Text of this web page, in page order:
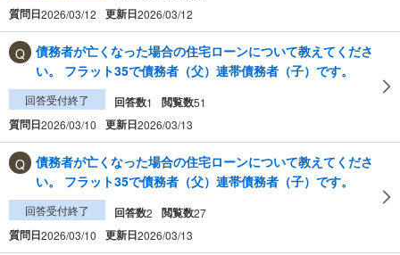
質問日2026/03/12 更新日2026/03/12
債務者が亡くなった場合の住宅ローンについて教えてくださ
い。 フラット35で債務者（父）連帯債務者（子）です。
回答受付終了 回答数1 閲覧数51
質問日2026/03/10 更新日2026/03/13
債務者が亡くなった場合の住宅ローンについて教えてくださ
い。 フラット35で債務者（父）連帯債務者（子）です。
回答受付終了 回答数2 閲覧数27
質問日2026/03/10 更新日2026/03/13